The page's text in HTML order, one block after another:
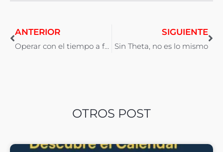
ANTERIOR
Operar con el tiempo a favor
SIGUIENTE
Sin Theta, no es lo mismo
OTROS POST